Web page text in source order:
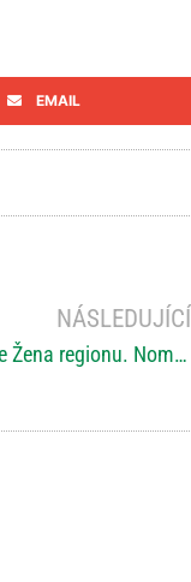
EMAIL
NÁSLEDUJÍCÍ
Odstartoval sedmý ročník celonárodní soutěže Žena regionu. Nominujte své favoritky!